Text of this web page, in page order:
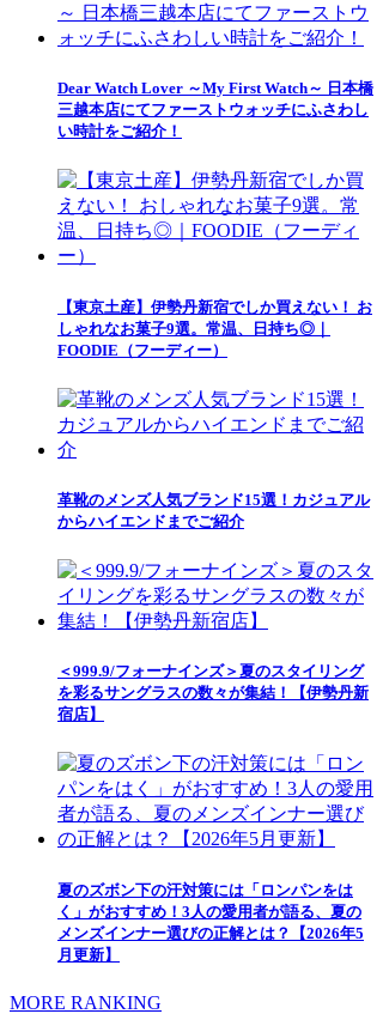
Dear Watch Lover ～My First Watch～ 日本橋
三越本店にてファーストウォッチにふさわし
い時計をご紹介！
【東京土産】伊勢丹新宿でしか買えない！ お
しゃれなお菓子9選。常温、日持ち◎｜
FOODIE（フーディー）
革靴のメンズ人気ブランド15選！カジュアル
からハイエンドまでご紹介
＜999.9/フォーナインズ＞夏のスタイリング
を彩るサングラスの数々が集結！【伊勢丹新
宿店】
夏のズボン下の汗対策には「ロンパンをは
く」がおすすめ！3人の愛用者が語る、夏の
メンズインナー選びの正解とは？【2026年5
月更新】
MORE RANKING